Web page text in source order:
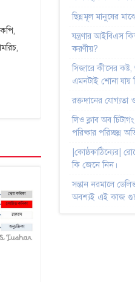
ছিন্নমূল মানুষের
যন্ত্রণার আইবিএস
করণীয়?
সিজারে কীসের
এমনটাই শোনা
রক্তদানের যোগ্যতা
লিও ক্লাব অব
পরিষ্কার পরিচ্ছন্ন
|কোষ্ঠকাঠিন্যের|
কি জেনে নিন।
সন্তান নরমালে
অবশ্যই এই কাজ